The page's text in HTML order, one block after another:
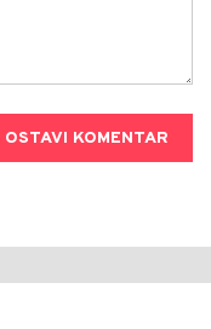
OSTAVI KOMENTAR